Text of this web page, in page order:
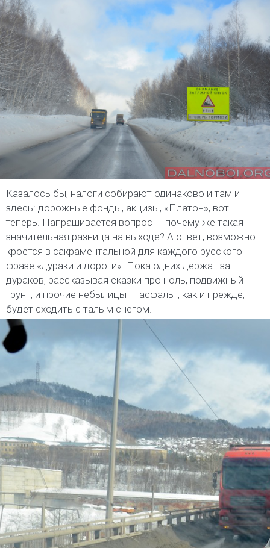
Казалось бы, налоги собирают одинаково и там и
здесь: дорожные фонды, акцизы, «Платон», вот
теперь. Напрашивается вопрос — почему же такая
значительная разница на выходе? А ответ, возможно
кроется в сакраментальной для каждого русского
фразе «дураки и дороги». Пока одних держат за
дураков, рассказывая сказки про ноль, подвижный
грунт, и прочие небылицы — асфальт, как и прежде,
будет сходить с талым снегом.